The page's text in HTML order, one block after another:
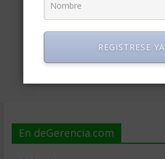
En deGerencia.com
REGISTRESE YA